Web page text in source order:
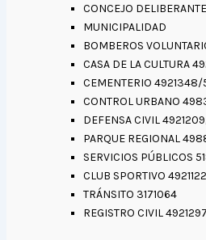
CONCEJO
MUNICIPALIDAD
BOMBEROS
CASA DE LA CULTURA
CEMENTERIO 4921348/
CONTROL URBANO
DEFENSA CIVIL
PARQUE REGIONAL
SERVICIOS PÚBLICOS
CLUB SPORTIVO
TRÁNSITO 3171064
REGISTRO CIVIL 4921297